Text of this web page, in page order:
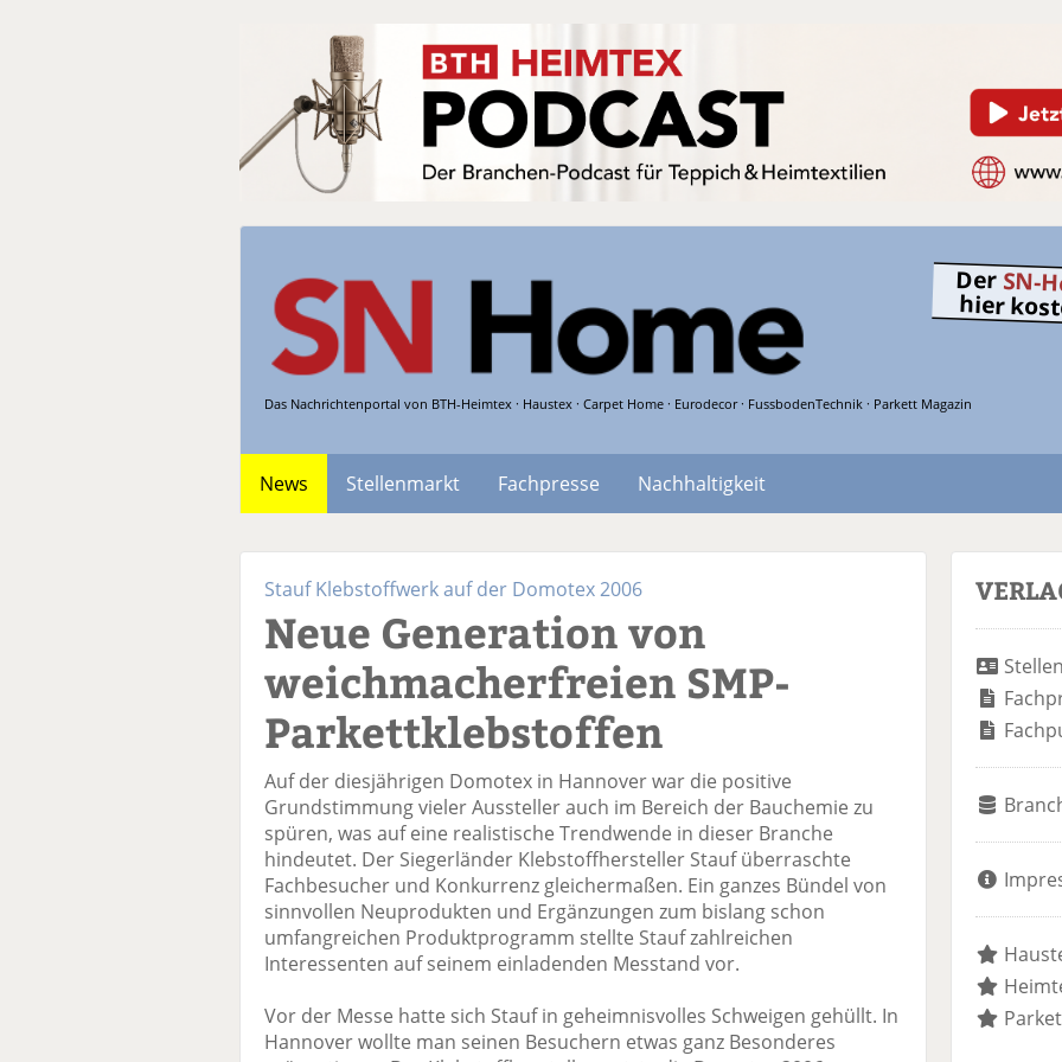
Das Nachrichtenportal von BTH-Heimtex · Haustex · Carpet Home · Eurodecor · FussbodenTechnik · Parkett Magazin
Der SN-
hier
News Stellenmarkt Fachpresse
Nachhaltigkeit
Stauf Klebstoffwerk auf der Domotex 2006
Neue Generation von
weichmacherfreien SMP-
Parkettklebstoffen
Auf der diesjährigen Domotex in Hannover war die positive
Grundstimmung vieler Aussteller auch im Bereich der Bauchemie zu
spüren, was auf eine realistische Trendwende in dieser Branche
hindeutet. Der Siegerländer Klebstoffhersteller Stauf überraschte
Fachbesucher und Konkurrenz gleichermaßen. Ein ganzes Bündel von
sinnvollen Neuprodukten und Ergänzungen zum bislang schon
umfangreichen Produktprogramm stellte Stauf zahlreichen
Interessenten auf seinem einladenden Messtand vor.
Vor der Messe hatte sich Stauf in geheimnisvolles Schweigen gehüllt. In
Hannover wollte man seinen Besuchern etwas ganz Besonderes